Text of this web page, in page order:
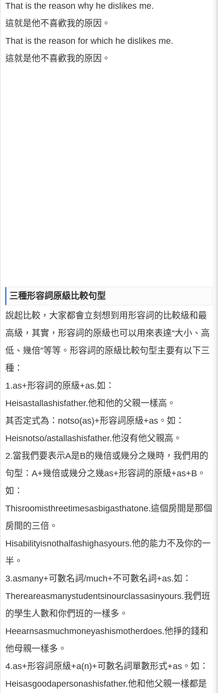
That is the reason why he dislikes me.
這就是他不喜歡我的原因。
That is the reason for which he dislikes me.
這就是他不喜歡我的原因。
三種形容詞原級比較句型
說起比較，大家都會立刻想到用形容詞的比較級和最
高級，其實，形容詞的原級也可以用來表達“大小、高
低、幾倍”等等。形容詞的原級比較句型主要有以下三
種：
1.as+形容詞的原級+as.如：
Heisastallashisfather.他和他的父親一樣高。
其否定式為：notso(as)+形容詞原級+as。如：
Heisnotso/astallashisfather.他沒有他父親高。
2.當我們要表示A是B的幾倍或幾分之幾時，我們用的
句型：A+幾倍或幾分之幾as+形容詞的原級+as+B。
如：
Thisroomisthreetimesasbigasthatone.這個房間是那個
房間的三倍。
Hisabilityisnothalfashighasyours.他的能力不及你的一
半。
3.asmany+可數名詞/much+不可數名詞+as.如：
Thereareasmanystudentsinourclassasinyours.我們班
的學生人數和你們班的一樣多。
Heearnsasmuchmoneyashismotherdoes.他掙的錢和
他母親一樣多。
4.as+形容詞原級+a(n)+可數名詞單數形式+as。如：
Heisasgoodapersonashisfather.他和他父親一樣都是